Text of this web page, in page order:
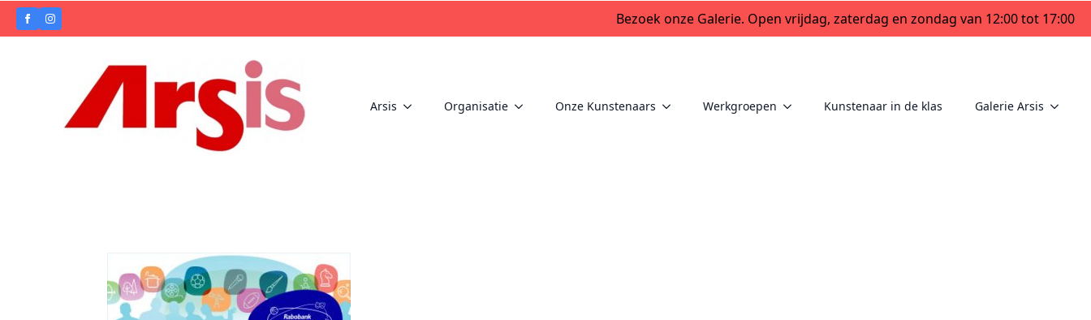
Bezoek onze Galerie. Open vrijdag, zaterdag en zondag van 12:00 tot 17:00
Arsis Organisatie Onze Kunstenaars Werkgroepen Kunstenaar in de klas Galerie Arsis